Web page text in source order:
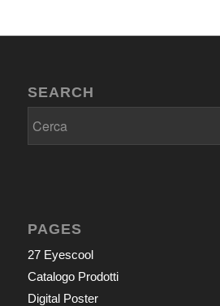
SEARCH
PAGES
27 Eyescool
Catalogo Prodotti
Digital Poster